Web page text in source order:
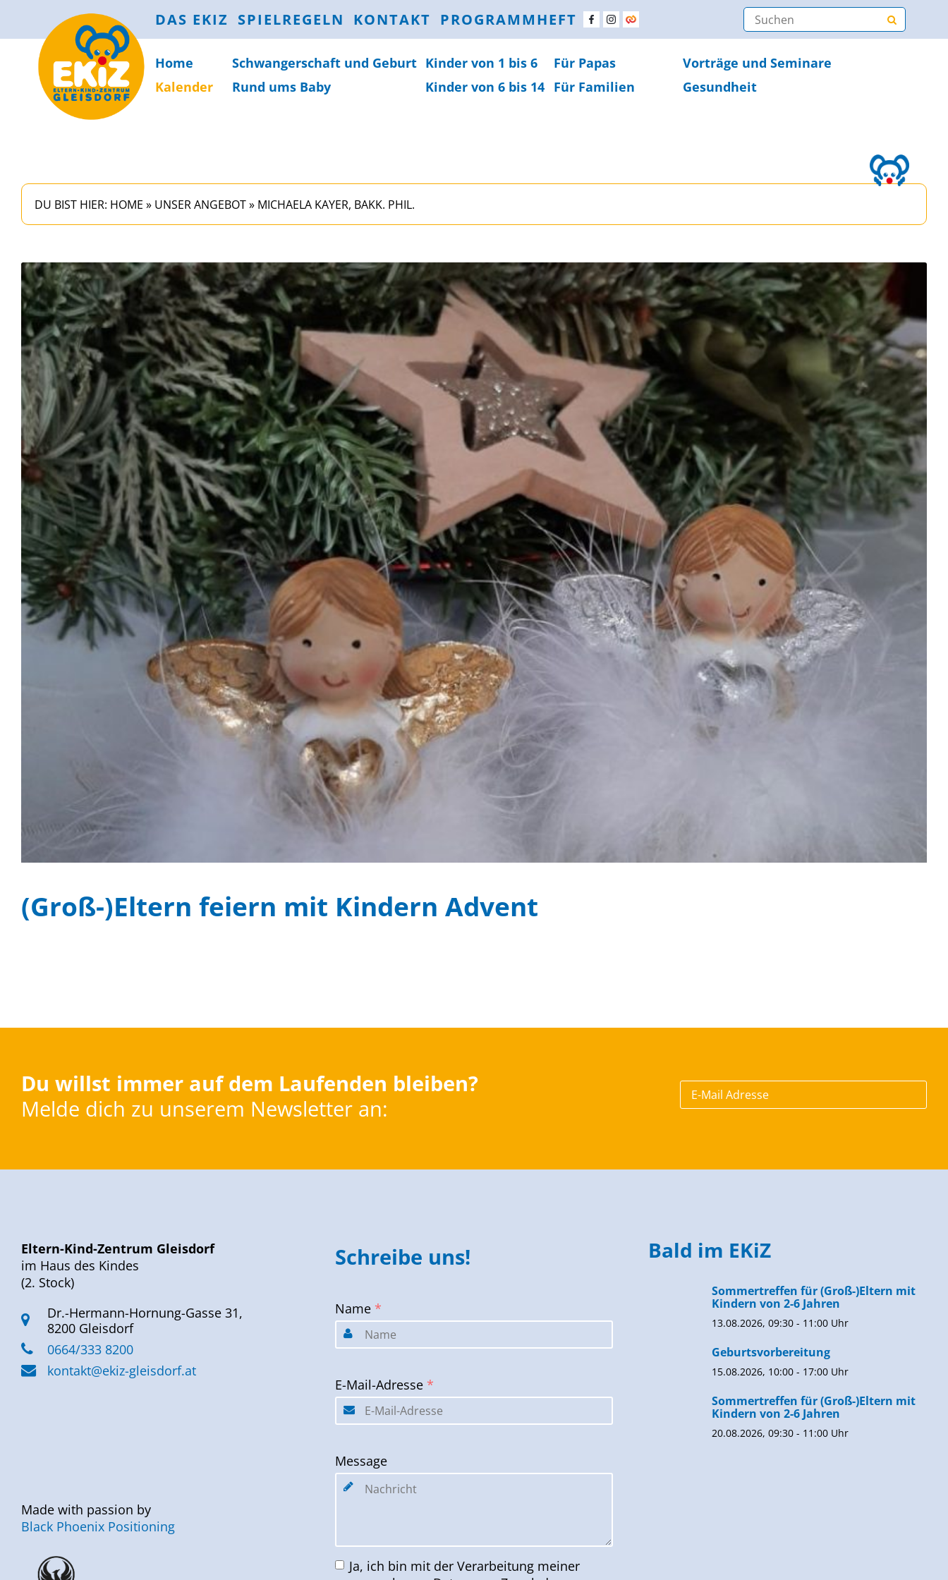
DAS EKIZ SPIELREGELN KONTAKT PROGRAMMHEFT
Home Schwanger­schaft und Geburt Kinder von 1 bis 6 Für Papas
Vorträge und Seminare
Kalender
Rund ums Baby Kinder von 6 bis 14 Für Familien Gesundheit
DU BIST HIER: HOME » UNSER ANGEBOT» MICHAELA KAYER, BAKK. PHIL.
(Groß-)Eltern feiern mit Kindern Advent
Du willst immer auf dem Laufenden bleiben?
Melde dich zu unserem Newsletter an:
Eltern-Kind-Zentrum Gleisdorf
im Haus des Kindes
(2. Stock)
Dr.-Hermann-Hornung-Gasse 31,
8200 Gleisdorf
0664/333 8200
kontakt@ekiz-gleisdorf.at
Made with passion by
Black Phoenix Positioning
Schreibe uns!
Name *
E-Mail-Adresse *
Message
Ja, ich bin mit der Verarbeitung meiner
Bald im EKiZ
Sommertreffen für (Groß-)Eltern mit
Kindern von 2-6 Jahren
13.08.2026, 09:30 - 11:00 Uhr
Geburtsvorbereitung
15.08.2026, 10:00 - 17:00 Uhr
Sommertreffen für (Groß-)Eltern mit
Kindern von 2-6 Jahren
20.08.2026, 09:30 - 11:00 Uhr